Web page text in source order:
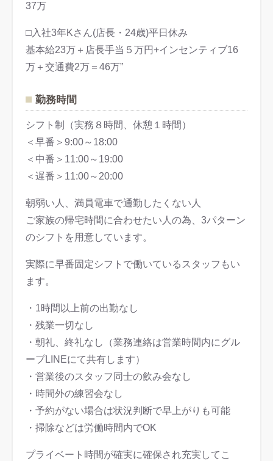
37万
□入社3年Kさん(店長・24歳)平日休み
基本給23万＋店長手当５万円+インセンティブ16
万＋交通費2万＝46万”
勤務時間
シフト制（実務８時間、休憩１時間）
＜早番＞9:00～18:00
＜中番＞11:00～19:00
＜遅番＞11:00～20:00
朝弱い人、満員電車で通勤したくない人
ご家族の帰宅時間に合わせたい人の為、3パターン
のシフトを用意しています。
実際に早番固定シフトで働いているスタッフもい
ます。
・1時間以上前の出勤なし
・残業一切なし
・朝礼、終礼なし（業務連絡は営業時間内にグル
ープLINEにて共有します）
・営業後のスタッフ同士の飲み会なし
・時間外の練習会なし
・予約がない場合は状況判断で早上がりも可能
・掃除などは労働時間内でOK
プライベート時間が確実に確保され充実してこ